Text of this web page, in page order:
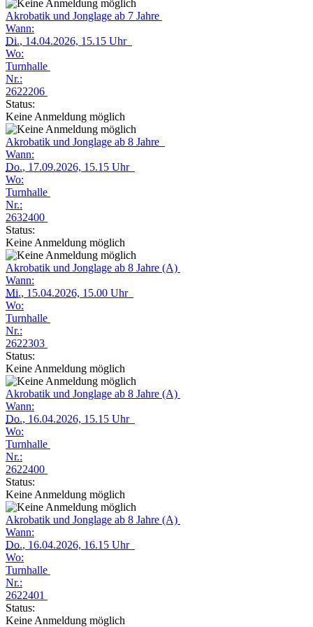
Akrobatik und Jonglage ab 7 Jahre
Wann:
Di., 14.04.2026, 15.15 Uhr
Wo:
Turnhalle
Nr.:
2622206
Status:
Keine Anmeldung möglich
Akrobatik und Jonglage ab 8 Jahre
Wann:
Do., 17.09.2026, 15.15 Uhr
Wo:
Turnhalle
Nr.:
2632400
Status:
Keine Anmeldung möglich
Akrobatik und Jonglage ab 8 Jahre (A)
Wann:
Mi., 15.04.2026, 15.00 Uhr
Wo:
Turnhalle
Nr.:
2622303
Status:
Keine Anmeldung möglich
Akrobatik und Jonglage ab 8 Jahre (A)
Wann:
Do., 16.04.2026, 15.15 Uhr
Wo:
Turnhalle
Nr.:
2622400
Status:
Keine Anmeldung möglich
Akrobatik und Jonglage ab 8 Jahre (A)
Wann:
Do., 16.04.2026, 16.15 Uhr
Wo:
Turnhalle
Nr.:
2622401
Status:
Keine Anmeldung möglich